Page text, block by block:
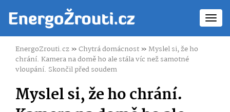
EnergoZrouti.cz»Chytrá domácnost»Myslel si, že ho
chrání. Kamera na domě ho ale stála víc než samotné
vloupání. Skončil před soudem
Myslel si, že ho chrání.